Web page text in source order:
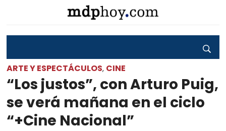
ARTE Y ESPECTÁCULOS, CINE
“Los justos”, con Arturo Puig,
se verá mañana en el ciclo
“+Cine Nacional”